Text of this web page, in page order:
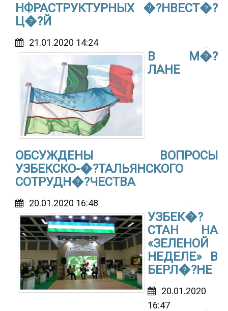
НФРАСТРУКТУРНЫХ �?НВЕСТ�?
Ц�?Й
21.01.2020 14:24
В М�?
ЛАНЕ
ОБСУЖДЕНЫ ВОПРОСЫ
УЗБЕКСКО-�?ТАЛЬЯНСКОГО
СОТРУДН�?ЧЕСТВА
20.01.2020 16:48
УЗБЕК�?
СТАН НА
«ЗЕЛЕНОЙ
НЕДЕЛЕ» В
БЕРЛ�?НЕ
20.01.2020
16:47